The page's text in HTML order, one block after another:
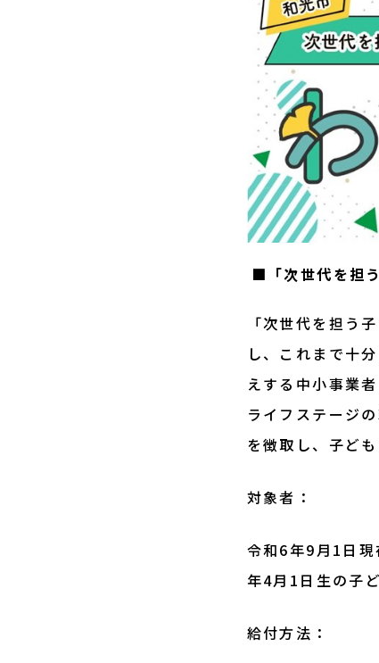
■ 「次世代を担
「次世代を担う
し、これまで十
えする中小事業
ライフステージ
を徴取し、子ど
対象者：
令和6年9月1日
年4月1日生の子
給付方法：